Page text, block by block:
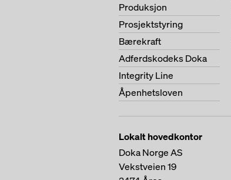
Produksjon
Prosjektstyring
Bærekraft
Adferdskodeks Doka
Integrity Line
Åpenhetsloven
Lokalt hovedkontor
Doka Norge AS
Vekstveien 19